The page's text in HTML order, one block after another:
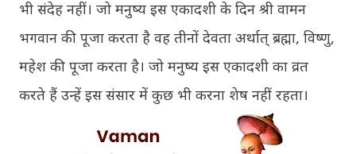
भी संदेह नहीं। जो मनुष्य इस एकादशी के दिन श्री वामन
भगवान की पूजा करता है वह तीनों देवता अर्थात् ब्रह्मा, विष्णु,
महेश की पूजा करता है। जो मनुष्य इस एकादशी का व्रत
करते हैं उन्हें इस संसार में कुछ भी करना शेष नहीं रहता।